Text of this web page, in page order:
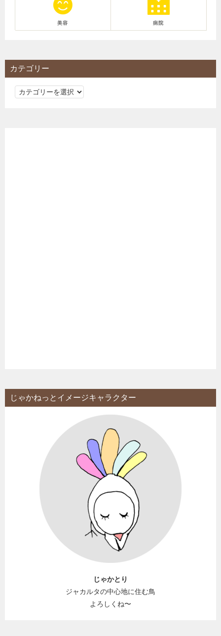
美容 病院
カテゴリー
カ
じゃかねっとイメージキャラクター
じゃかとり
ジャカルタの中心地に住む鳥
よろしくね〜